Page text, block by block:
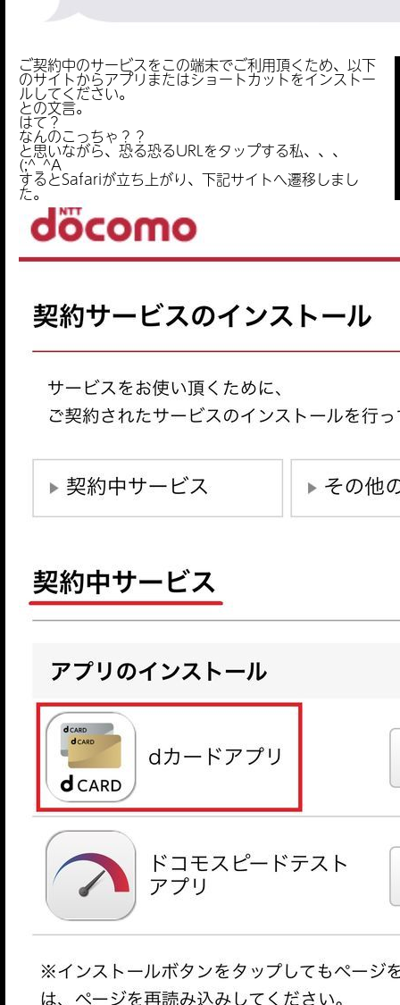
ご契約中のサービスをこの端末でご利用頂くため、以下
のサイトからアプリまたはショートカットをインストー
ルしてください。
との文言。
はて？
なんのこっちゃ？？
と思いながら、恐る恐るURLをタップする私、、、
(;^_^A
するとSafariが立ち上がり、下記サイトへ遷移しまし
た。